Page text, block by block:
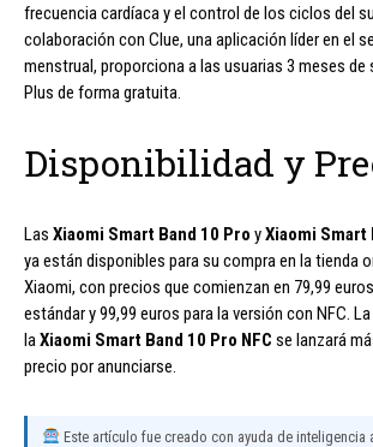
frecuencia cardíaca y el control de los ciclos del
colaboración con Clue, una aplicación líder en el
menstrual, proporciona a las usuarias 3 meses de
Plus de forma gratuita.
Disponibilidad y
Las Xiaomi Smart Band 10 Pro yXiaomi Smart
ya están disponibles para su compra en la tienda
Xiaomi, con precios que comienzan en 79,99
estándar y 99,99 euros para la versión con NFC.
laXiaomi Smart Band 10 Pro NFC se lanzará
precio por anunciarse.
Este artículo fue creado con ayuda de inteligencia